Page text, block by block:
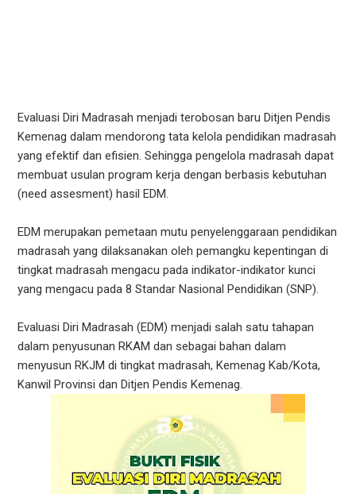
Evaluasi Diri Madrasah menjadi terobosan baru Ditjen Pendis
Kemenag dalam mendorong tata kelola pendidikan madrasah
yang efektif dan efisien. Sehingga pengelola madrasah dapat
membuat usulan program kerja dengan berbasis kebutuhan
(need assesment) hasil EDM.
EDM merupakan pemetaan mutu penyelenggaraan pendidikan
madrasah yang dilaksanakan oleh pemangku kepentingan di
tingkat madrasah mengacu pada indikator-indikator kunci
yang mengacu pada 8 Standar Nasional Pendidikan (SNP).
Evaluasi Diri Madrasah (EDM) menjadi salah satu tahapan
dalam penyusunan RKAM dan sebagai bahan dalam
menyusun RKJM di tingkat madrasah, Kemenag Kab/Kota,
Kanwil Provinsi dan Ditjen Pendis Kemenag.